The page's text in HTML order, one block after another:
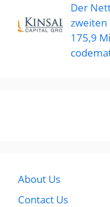
Der
zweiten
175,9
About Us
Contact Us